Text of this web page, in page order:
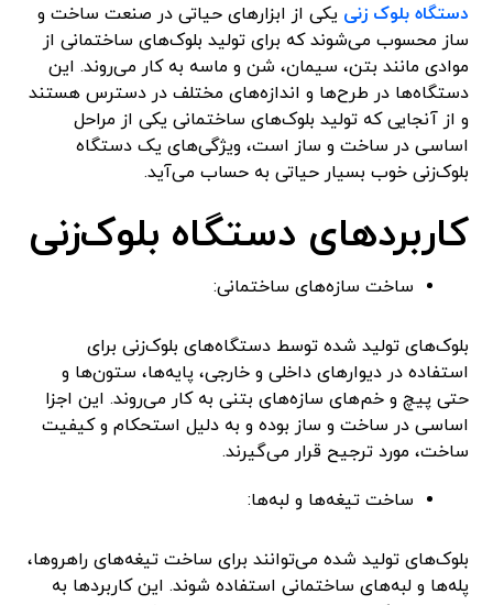
دستگاه‌ بلوک‌ زنی یکی از ابزارهای حیاتی در صنعت ساخت و
ساز محسوب می‌شوند که برای تولید بلوک‌های ساختمانی از
موادی مانند بتن، سیمان، شن و ماسه به کار می‌روند. این
دستگاه‌ها در طرح‌ها و اندازه‌های مختلف در دسترس هستند
و از آنجایی که تولید بلوک‌های ساختمانی یکی از مراحل
اساسی در ساخت و ساز است، ویژگی‌های یک دستگاه
بلوک‌زنی خوب بسیار حیاتی به حساب می‌آید.
کاربردهای دستگاه بلوک‌زنی
ساخت سازه‌های ساختمانی:
بلوک‌های تولید شده توسط دستگاه‌های بلوک‌زنی برای
استفاده در دیوارهای داخلی و خارجی، پایه‌ها، ستون‌ها و
حتی پیچ و خم‌های سازه‌های بتنی به کار می‌روند. این اجزا
اساسی در ساخت و ساز بوده و به دلیل استحکام و کیفیت
ساخت، مورد ترجیح قرار می‌گیرند.
ساخت تیغه‌ها و لبه‌ها:
بلوک‌های تولید شده می‌توانند برای ساخت تیغه‌های راهروها،
پله‌ها و لبه‌های ساختمانی استفاده شوند. این کاربردها به